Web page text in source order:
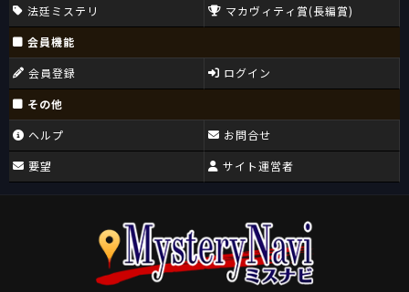
法廷ミステリ
マカヴィティ賞(長編賞)
会員機能
会員登録
ログイン
その他
ヘルプ
要望
お問合せ
サイト運営者